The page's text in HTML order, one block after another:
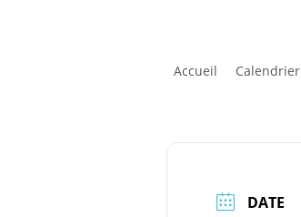
Accueil Calendrier
DATE